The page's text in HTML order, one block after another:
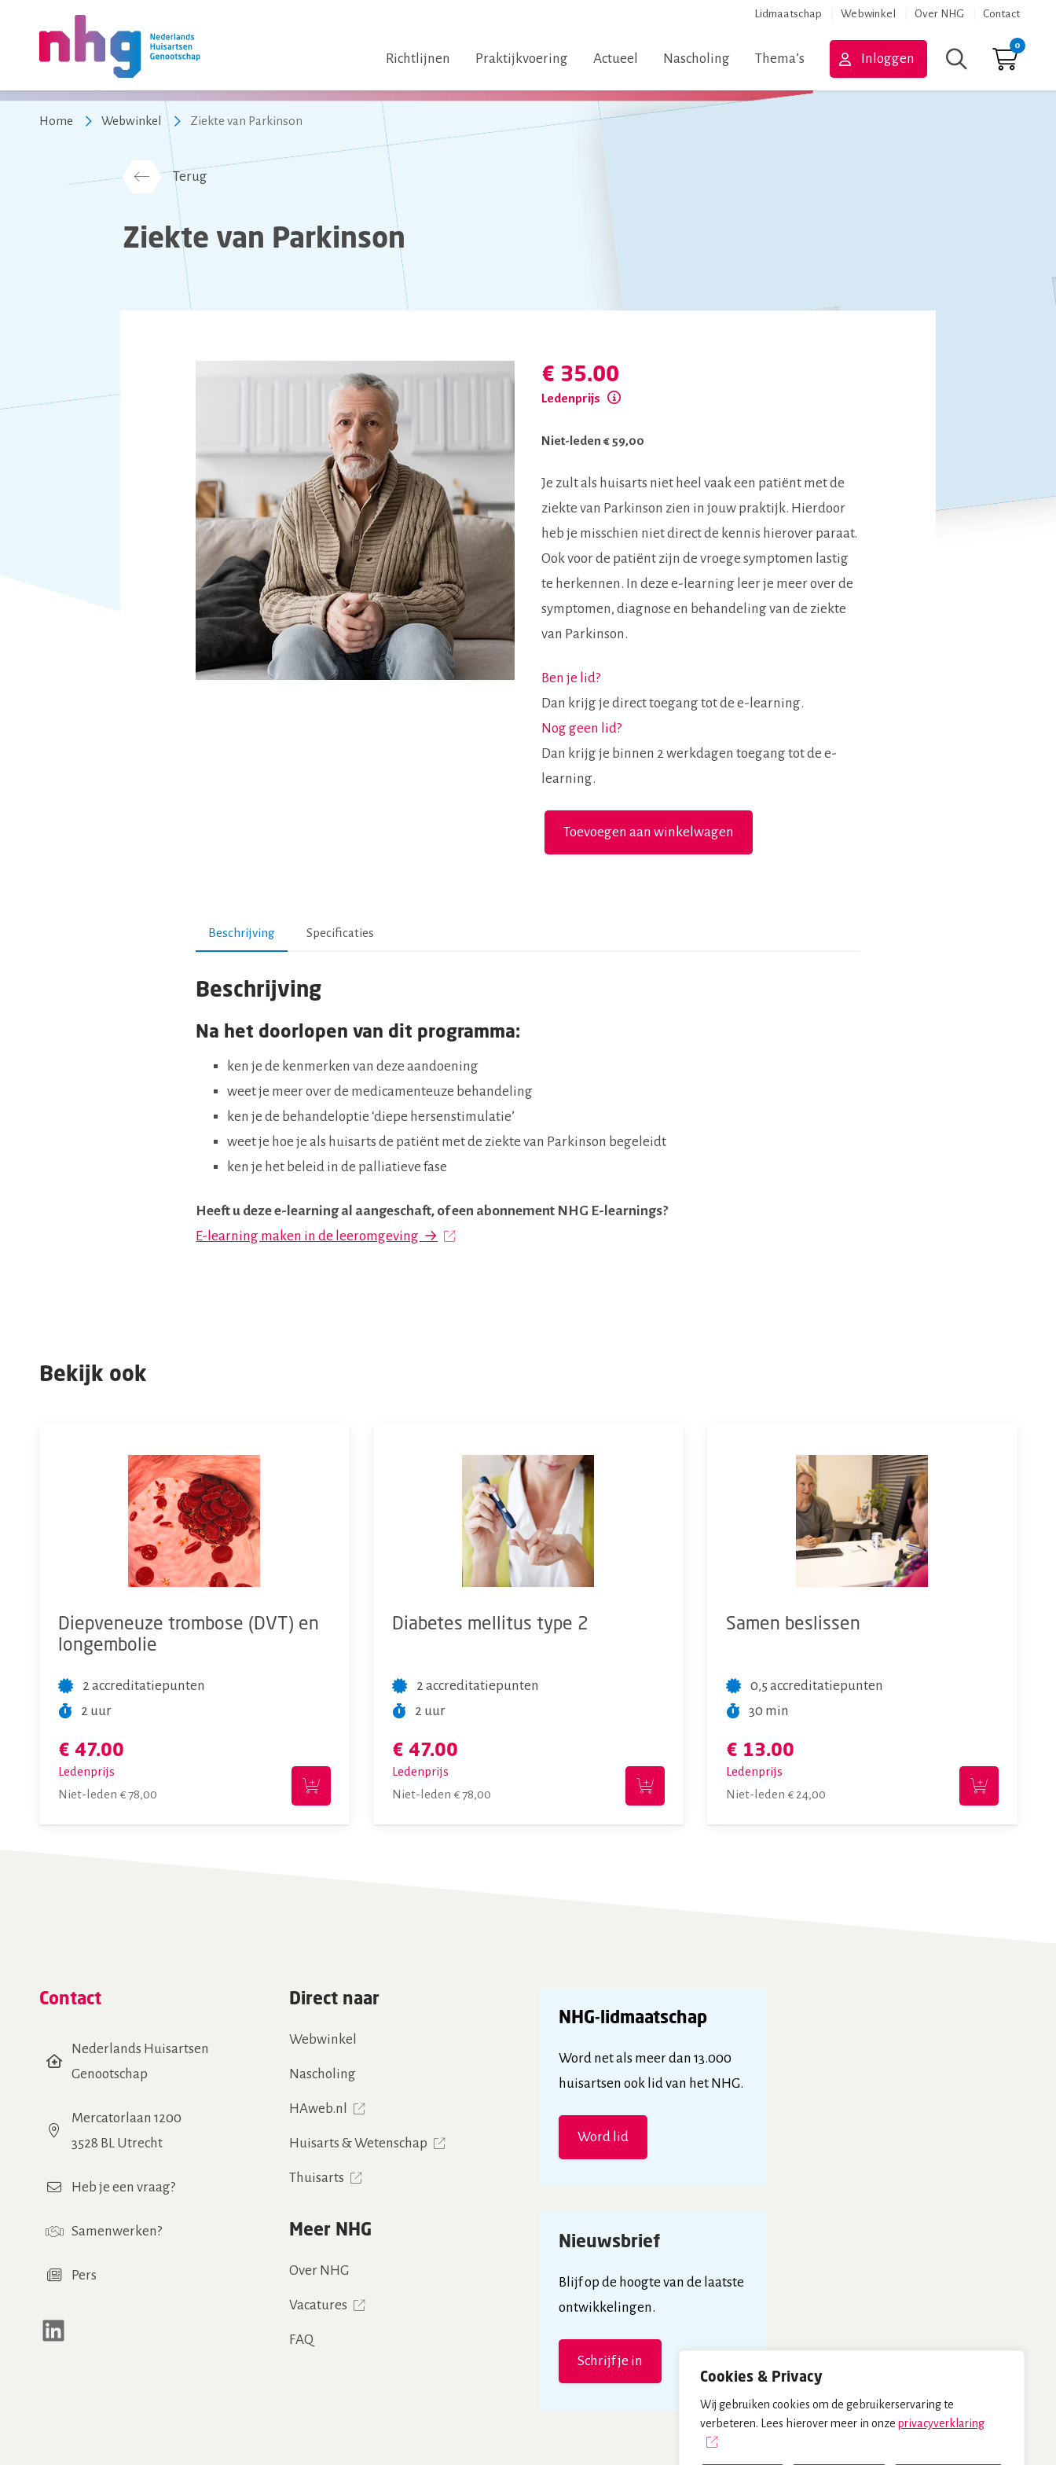
Cookies & Privacy
Wij gebruiken cookies om de gebruikerservaring te
verbeteren. Lees hierover meer in onze privacyverklaring
Lidmaatschap Webwinkel Over NHG Contact
NHG
Richtlijnen Praktijkvoering Actueel Nascholing Thema’s Inloggen Zoeken
0
Home Webwinkel Ziekte van Parkinson
Terug
Ziekte van Parkinson
€ 35.00
Ledenprijs
Niet-leden €59,00
Je zult als huisarts niet heel vaak een patiënt met de
ziekte van Parkinson zien in jouw praktijk. Hierdoor
heb je misschien niet direct de kennis hierover paraat.
Ook voor de patiënt zijn de vroege symptomen lastig
te herkennen. In deze e-learning leer je meer over de
symptomen, diagnose en behandeling van de ziekte
van Parkinson.
Ben je lid?
Dan krijg je direct toegang tot de e-learning.
Nog geen lid?
Dan krijg je binnen 2 werkdagen toegang tot de e-
learning.
Toevoegen aan winkelwagen
Beschrijving Specificaties
Beschrijving
Na het doorlopen van dit programma:
ken je de kenmerken van deze aandoening
weet je meer over de medicamenteuze behandeling
ken je de behandeloptie ‘diepe hersenstimulatie’
weet je hoe je als huisarts de patiënt met de ziekte van Parkinson begeleidt
ken je het beleid in de palliatieve fase
Heeft u deze e-learning al aangeschaft, of een abonnement NHG E-learnings?
E-learning maken in de leeromgeving →
Bekijk ook
Diepveneuze trombose (DVT) en
longembolie
2 accreditatiepunten
2 uur
€ 47.00
Ledenprijs
Niet-leden €78,00
Diabetes mellitus type 2
2 accreditatiepunten
2 uur
€ 47.00
Ledenprijs
Niet-leden €78,00
Samen beslissen
0,5 accreditatiepunten
30 min
€ 13.00
Ledenprijs
Niet-leden €24,00
Contact
Nederlands Huisartsen
Genootschap
Mercatorlaan 1200
3528 BL Utrecht
Heb je een vraag?
Samenwerken?
Pers
LinkedIn
Direct naar
Webwinkel
Nascholing
HAweb.nl
Huisarts & Wetenschap
Thuisarts
Meer NHG
Over NHG
Vacatures
FAQ
NHG-lidmaatschap
Word net als meer dan 13.000
huisartsen ook lid van het NHG.
Word lid
Nieuwsbrief
Blijf op de hoogte van de laatste
ontwikkelingen.
Schrijf je in